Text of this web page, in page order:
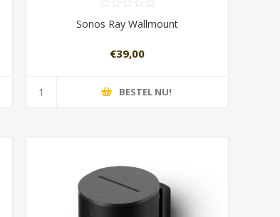
Sonos Ray Wallmount
€39,00
BESTEL NU!